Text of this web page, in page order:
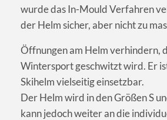
wurde das In-Mould Verfahren
der Helm sicher, aber nicht zu
Öffnungen am Helm verhindern,
Wintersport geschwitzt wird. Er
Skihelm vielseitig einsetzbar.
Der Helm wird in den Größen S
kann jedoch weiter an die